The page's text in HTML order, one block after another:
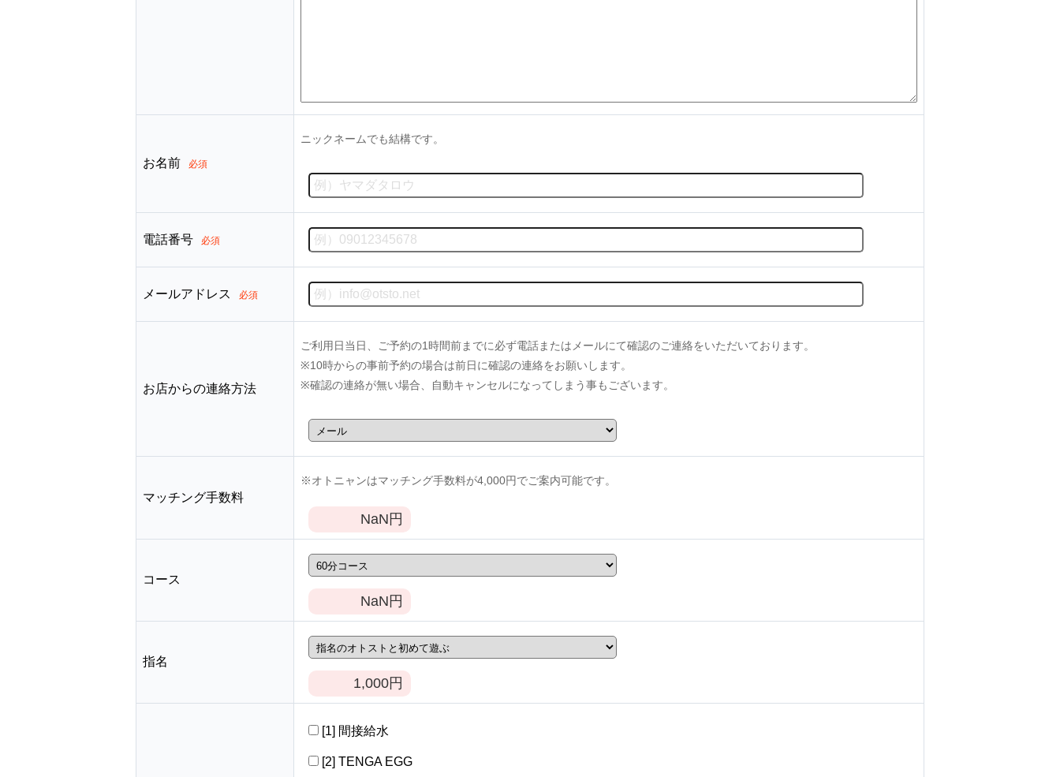
お名前 必須
ニックネームでも結構です。
電話番号 必須
メールアドレス 必須
お店からの連絡方法
ご利用日当日、ご予約の1時間前までに必ず電話またはメールにて確認のご連絡をいただいております。
※10時からの事前予約の場合は前日に確認の連絡をお願いします。
※確認の連絡が無い場合、自動キャンセルになってしまう事もございます。
マッチング手数料
※オトニャンはマッチング手数料が4,000円でご案内可能です。
NaN 円
コース
NaN 円
指名
1,000円
[1] 間接給水
[2] TENGA EGG